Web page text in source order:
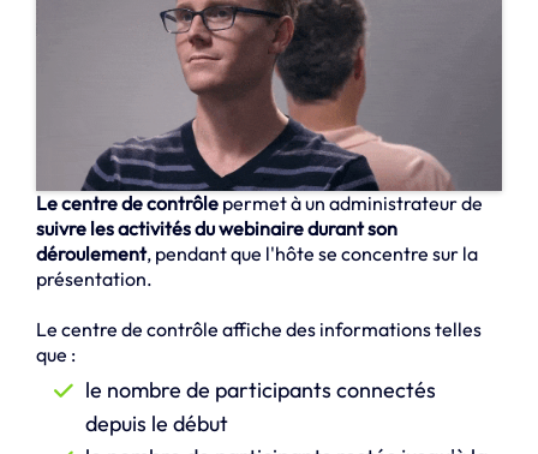
Le centre de contrôle permet à un administrateur de
suivre les activités du webinaire durant son
déroulement, pendant que l'hôte se concentre sur la
présentation.
Le centre de contrôle affiche des informations telles
que :
le nombre de participants connectés
depuis le début